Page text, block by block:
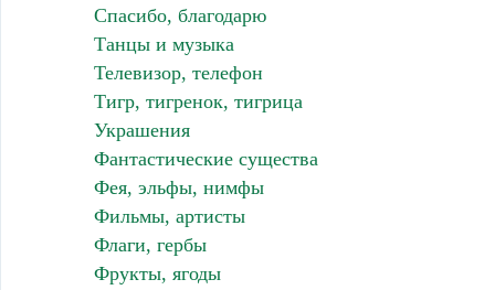
Спасибо, благодарю
Танцы и музыка
Телевизор, телефон
Тигр, тигренок, тигрица
Украшения
Фантастические существа
Фея, эльфы, нимфы
Фильмы, артисты
Флаги, гербы
Фрукты, ягоды